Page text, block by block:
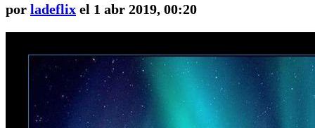
por ladeflix el 1 abr 2019, 00:20